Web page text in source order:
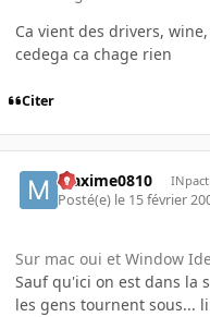
Ca vient des drivers,
cedega ca chage rien
Citer
Maxime0810
Posté(e) le 15 février
Sur mac oui et Window
Sauf qu'ici on est dans la
les gens tournent sous...